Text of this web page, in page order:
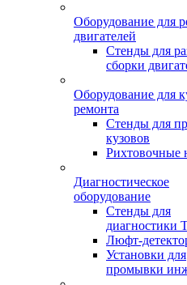
Оборудование для
двигателей
Стенды для
сборки
Оборудование для
ремонта
Стенды для
кузовов
Рихтовочные
Диагностическое
оборудование
Стенды для
диагностики
Люфт-
Установки для
промывки